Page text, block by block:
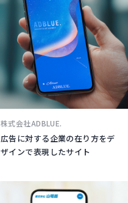
株式会社ADBLUE.
広告に対する企業の在り方をデ
ザインで表現したサイト